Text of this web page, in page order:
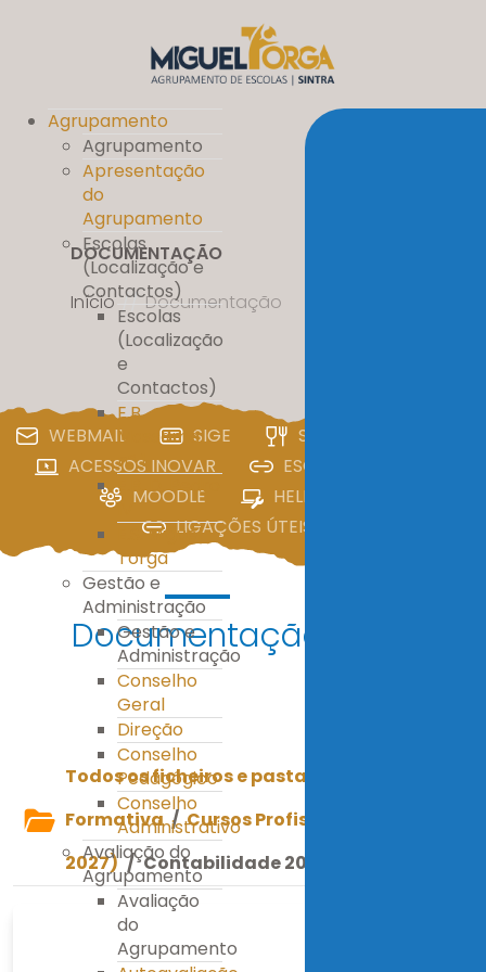
Agrupamento
Agrupamento
Apresentação
do
Agrupamento
Escolas
(Localização e
Contactos)
Escolas
(Localização
e
Contactos)
E.B.
Massamá
nº 1
E.B. D. Pedro
IV
E.S. Miguel
Torga
Gestão e
Administração
Gestão e
Administração
Conselho
Geral
Direção
Conselho
Pedagógico
Conselho
Administrativo
Avaliação do
Agrupamento
Avaliação
do
Agrupamento
DOCUMENTAÇÃO
Início //Documentação
WEBMAIL SIGE SIGA
ACESSOS INOVAR
ESCOLA DIGITAL
MOODLE
HELPDESK
LIGAÇÕES ÚTEIS
Documentação
Todos os ficheiros e pastas
Formativa / Cursos Profissionais (2026-
2027) / Contabilidade 2026.pdf